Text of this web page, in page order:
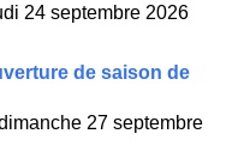
24 septembre 2026
de saison de
27 septembre